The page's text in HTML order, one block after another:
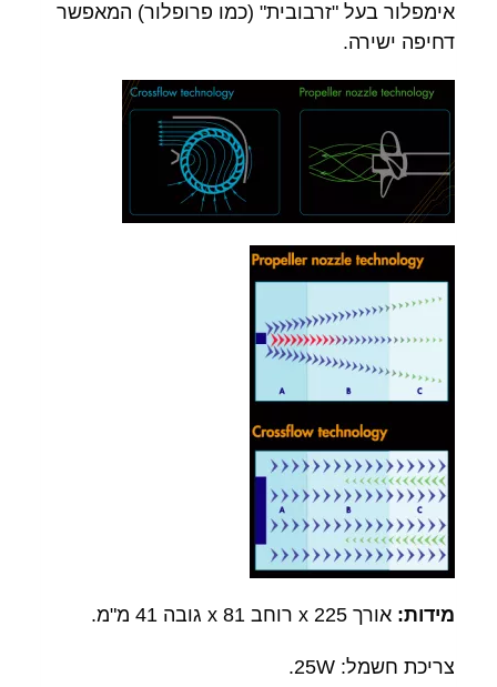
אימפלור בעל "זרבובית" (כמו פרופלור) המאפשר
דחיפה ישירה.
מידות: אורך 225 x רוחב 81 x גובה 41 מ"מ.
צריכת חשמל: 25W.